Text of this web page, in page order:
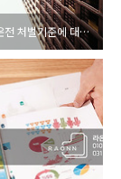
강화되는 음주운전 처벌기준에 대해 알아보겠습니다